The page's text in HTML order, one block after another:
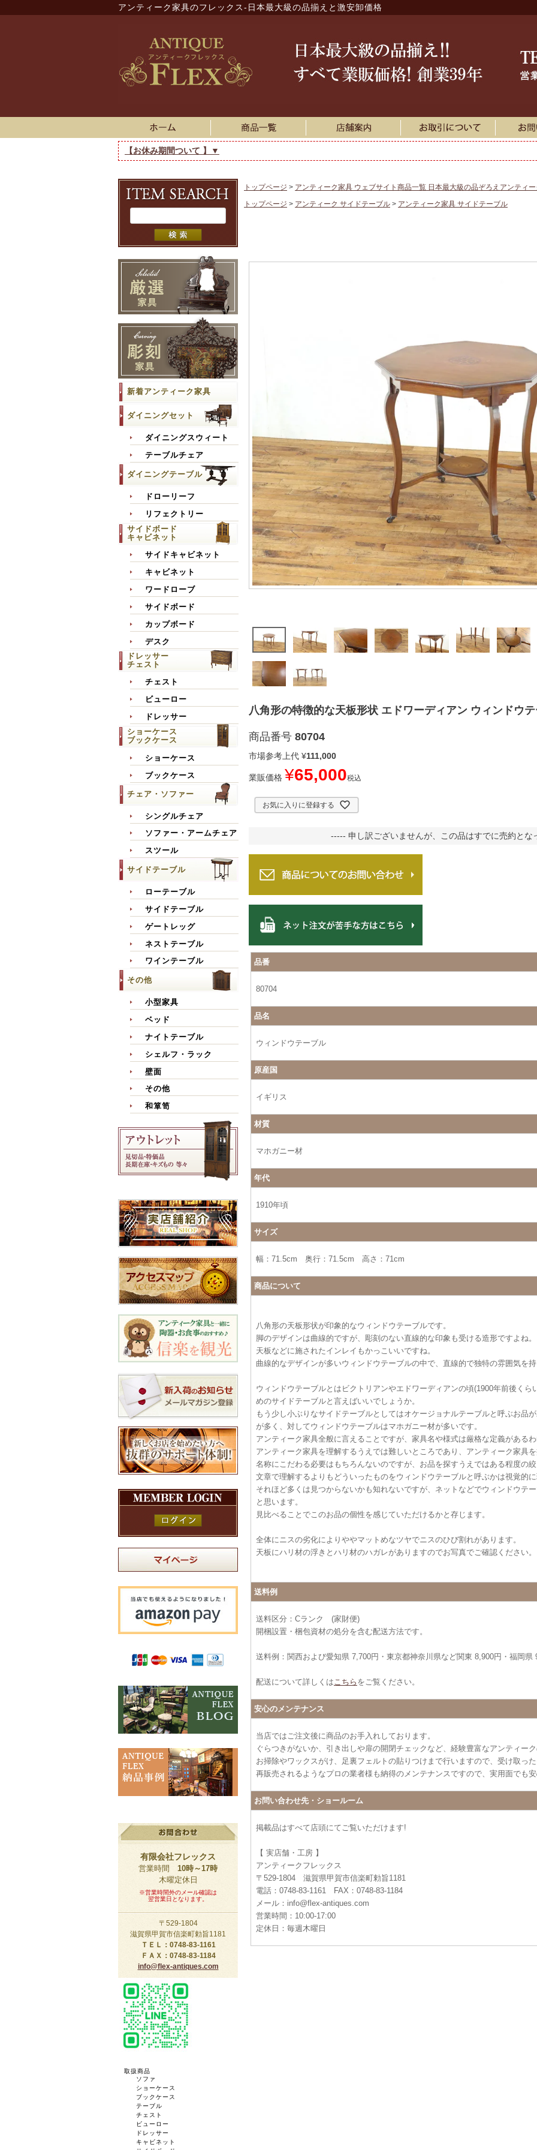
アンティーク家具のフレックス-日本最大級の品揃えと激安卸価格
【お休み期間ついて 】▼
新着アンティーク家具
ダイニングセット
ダイニングスウィート
テーブルチェア
ダイニングテーブル
ドローリーフ
リフェクトリー
サイドボード
キャビネット
サイドキャビネット
キャビネット
ワードローブ
サイドボード
カップボード
デスク
ドレッサー
チェスト
チェスト
ビューロー
ドレッサー
ショーケース
ブックケース
ショーケース
ブックケース
チェア・ソファー
シングルチェア
ソファー・アームチェア
スツール
サイドテーブル
ローテーブル
サイドテーブル
ゲートレッグ
ネストテーブル
ワインテーブル
その他
小型家具
ベッド
ナイトテーブル
シェルフ・ラック
壁面
その他
和箪笥
有限会社フレックス
営業時間 10時～17時
木曜定休日
※営業時間外のメール確認は
翌営業日となります。
〒529-1804
滋賀県甲賀市信楽町勅旨1181
ＴＥＬ：0748-83-1161
ＦＡＸ：0748-83-1184
info@flex-antiques.com
取扱商品
ソファ
ショーケース
ブックケース
テーブル
チェスト
ビューロー
ドレッサー
キャビネット
トップページ
アンティーク家具 ウェブサイト商品一覧 日本最大級の品ぞろえアンティ
トップページ
アンティーク サイドテーブル アンティーク家具 サイドテーブル
八角形の特徴的な天板形状 エドワーディアン ウィンドウ
商品番号 80704
市場参考上代 ¥111,000
業販価格 ¥65,000税込
お気に入りに登録する
----- 申し訳ございませんが、この品はすでに売約とな
品番
80704
品名
ウィンドウテーブル
原産国
イギリス
材質
マホガニー材
年代
1910年頃
サイズ
幅：71.5cm 奥行：71.5cm 高さ：71cm
商品について
八角形の天板形状が印象的なウィンドウテーブルです。
脚のデザインは曲線的ですが、彫刻のない直線的な印象も受ける造形ですよね。
天板などに施されたインレイもかっこいいですね。
曲線的なデザインが多いウィンドウテーブルの中で、直線的で独特の雰囲気を持
ウィンドウテーブルとはビクトリアンやエドワーディアンの頃(1900年前後くら
めのサイドテーブルと言えばいいでしょうか。
もう少し小ぶりなサイドテーブルとしてはオケージョナルテーブルと呼ぶお品
が多く、対してウィンドウテーブルはマホガニー材が多いです。
アンティーク家具全般に言えることですが、家具名や様式は厳格な定義がある
アンティーク家具を理解するうえでは難しいところであり、アンティーク家具
名称にこだわる必要はもちろんないのですが、お品を探すうえではある程度の
文章で理解するよりもどういったものをウィンドウテーブルと呼ぶかは視覚的
それほど多くは見つからないかも知れないですが、ネットなどでウィンドウテ
と思います。
見比べることでこのお品の個性を感じていただけるかと存じます。
全体にニスの劣化によりややマットめなツヤでニスのひび割れがあります。
天板にハリ材の浮きとハリ材のハガレがありますのでお写真でご確認ください。
送料例
送料区分：Cランク (家財便)
開梱設置・梱包資材の処分を含む配送方法です。
送料例：関西および愛知県 7,700円・東京都神奈川県など関東 8,900円・福岡県
配送について詳しくは こちら をご覧ください。
安心のメンテナンス
当店ではご注文後に商品のお手入れしております。
ぐらつきがないか、引き出しや扉の開閉チェックなど、経験豊富なアンティー
お掃除やワックスがけ、足裏フェルトの貼りつけまで行いますので、受け取っ
再販売されるようなプロの業者様も納得のメンテナンスですので、実用面でも
お問い合わせ先・ショールーム
掲載品はすべて店頭にてご覧いただけます!
【 実店舗・工房 】
アンティークフレックス
〒529-1804 滋賀県甲賀市信楽町勅旨1181
電話：0748-83-1161 FAX：0748-83-1184
メール：info@flex-antiques.com
営業時間：10:00-17:00
定休日：毎週木曜日